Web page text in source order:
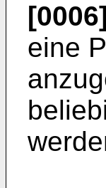
[0006]
eine